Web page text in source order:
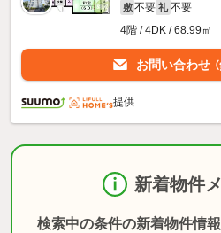
敷 不要 礼 不要
4階 / 4DK / 68.99㎡
お問い合わせ
提供
新着物件
検索中の条件の新着物件情